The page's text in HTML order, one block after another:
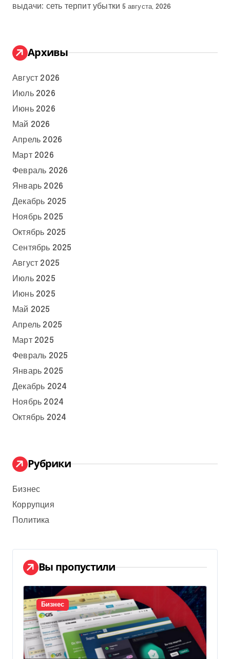
выдачи: сеть терпит убытки 5 августа, 2026
Архивы
Август 2026
Июль 2026
Июнь 2026
Май 2026
Апрель 2026
Март 2026
Февраль 2026
Январь 2026
Декабрь 2025
Ноябрь 2025
Октябрь 2025
Сентябрь 2025
Август 2025
Июль 2025
Июнь 2025
Май 2025
Апрель 2025
Март 2025
Февраль 2025
Январь 2025
Декабрь 2024
Ноябрь 2024
Октябрь 2024
Рубрики
Бизнес
Коррупция
Политика
Вы пропустили
Бизнес